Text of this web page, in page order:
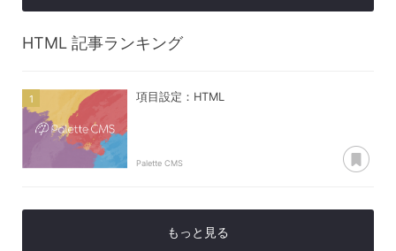
HTML 記事ランキング
項目設定：HTML
Palette CMS
もっと見る